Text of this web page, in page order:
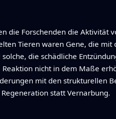
die Forschenden die Aktivität
Tieren waren Gene, die mit
die schädliche
nicht in dem Maße
mit den strukturellen
statt Vernarbung.